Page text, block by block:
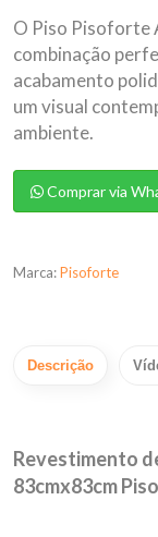
O Piso Pisoforte
combinação
acabamento
um visual
ambiente.
Comprar via
Marca:Pisoforte
Descrição
Revestimento
83cmx83cm